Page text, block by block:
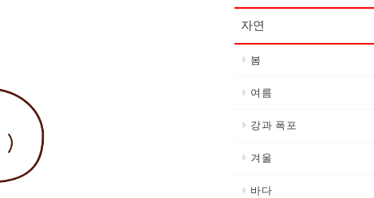
자연
봄
여름
강과 폭포
겨울
바다